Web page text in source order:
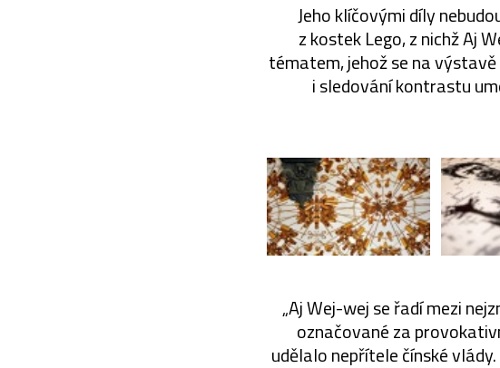
Jeho klíčovými díly
z kostek Lego, z nichž Aj
tématem, jehož se na
i sledování kontrastu
„Aj Wej-wej se řadí mezi
označované za
udělalo nepřítele čínské